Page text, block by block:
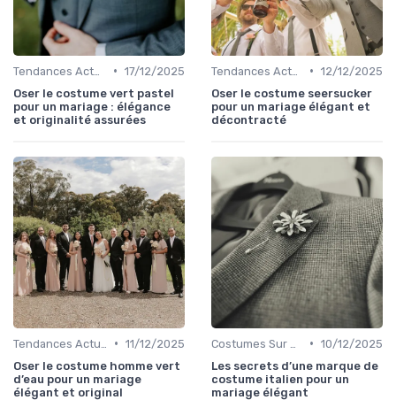
• 17/12/2025
Oser le costume vert pastel
pour un mariage : élégance
et originalité assurées
• 12/12/2025
Oser le costume seersucker
pour un mariage élégant et
décontracté
• 11/12/2025
Oser le costume homme vert
d’eau pour un mariage
élégant et original
• 10/12/2025
Les secrets d’une marque de
costume italien pour un
mariage élégant